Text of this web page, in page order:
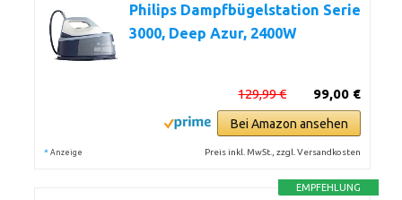
Philips Dampfbügelstation Serie
3000, Deep Azur, 2400W
99,00 €
129,99 €
Bei Amazon ansehen
* Anzeige Preis inkl. MwSt., zzgl. Versandkosten
EMPFEHLUNG